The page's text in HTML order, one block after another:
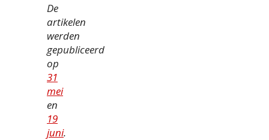
De
artikelen
werden
gepubliceerd
op
31
mei
en
19
juni.